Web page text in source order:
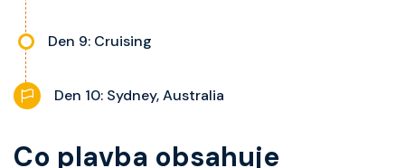
Den 9: Cruising
Den 10: Sydney, Australia
Co plavba obsahuje